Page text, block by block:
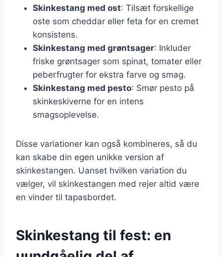
Skinkestang med ost: Tilsæt forskellige
oste som cheddar eller feta for en cremet
konsistens.
Skinkestang med grøntsager: Inkluder
friske grøntsager som spinat, tomater eller
peberfrugter for ekstra farve og smag.
Skinkestang med pesto: Smør pesto på
skinkeskiverne for en intens
smagsoplevelse.
Disse variationer kan også kombineres, så du
kan skabe din egen unikke version af
skinkestangen. Uanset hvilken variation du
vælger, vil skinkestangen med rejer altid være
en vinder til tapasbordet.
Skinkestang til fest: en